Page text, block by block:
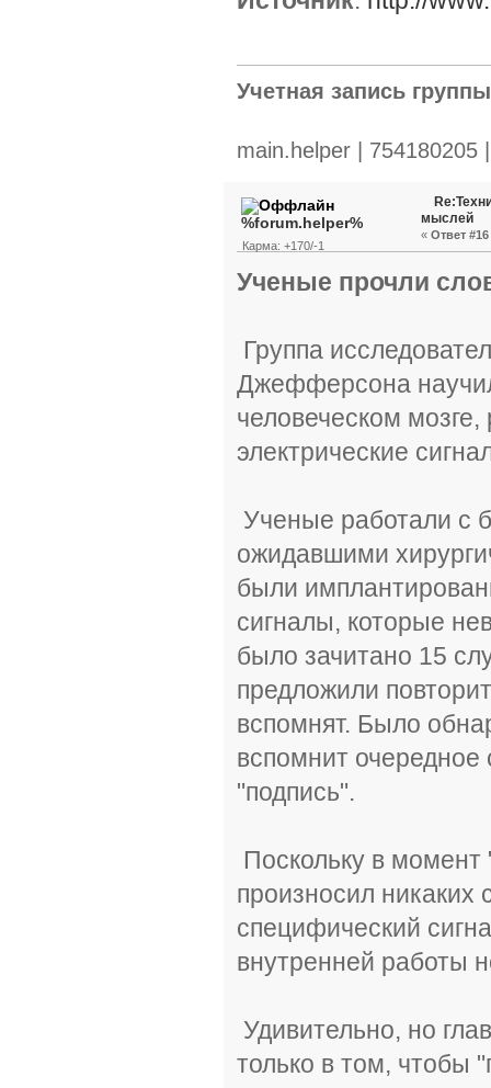
Учетная запись
main.helper |
%forum.helper%
Карма: +170/-1
мыслей
« Ответ
Ученые прочли
Группа
Джефферсона
человеческом
электрические
Ученые работали с
ожидавшими
были
сигналы, которые
было зачитано 15
предложили
вспомнят. Было
вспомнит очередное
"подпись".
Поскольку в
произносил никаких
специфический
внутренней работы
Удивительно, но
только в том, чтобы